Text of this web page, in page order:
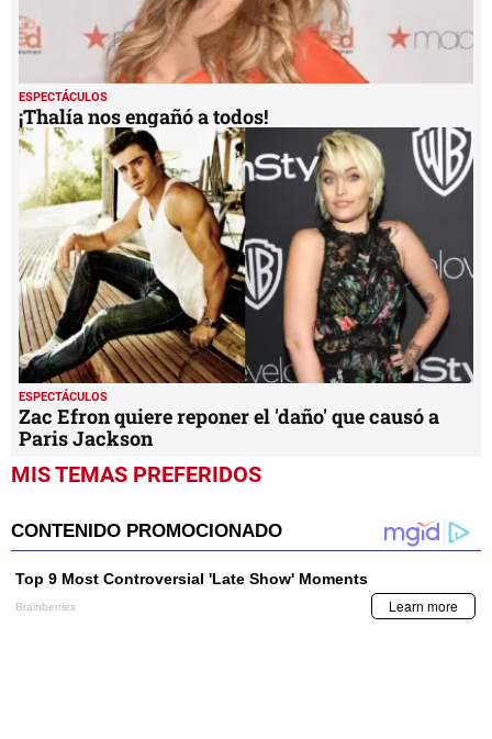
ESPECTÁCULOS
Selena Gómez recibe el visto bueno de la familia
de The Weeknd
ESPECTÁCULOS
¡Thalía nos engañó a todos!